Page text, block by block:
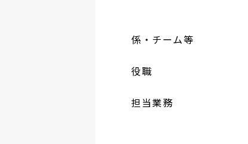
係・チーム等
役職
担当業務